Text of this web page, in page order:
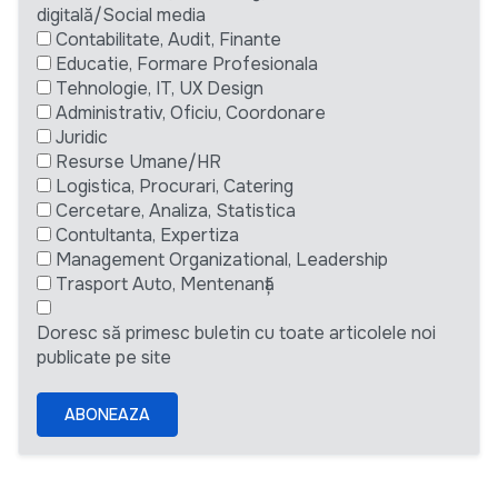
digitală/Social media
Contabilitate, Audit, Finante
Educatie, Formare Profesionala
Tehnologie, IT, UX Design
Administrativ, Oficiu, Coordonare
Juridic
Resurse Umane/HR
Logistica, Procurari, Catering
Cercetare, Analiza, Statistica
Contultanta, Expertiza
Management Organizational, Leadership
Trasport Auto, Mentenanță
Doresc să primesc buletin cu toate articolele noi
publicate pe site
ABONEAZA